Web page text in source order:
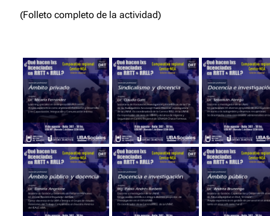
(Folleto completo de la actividad)